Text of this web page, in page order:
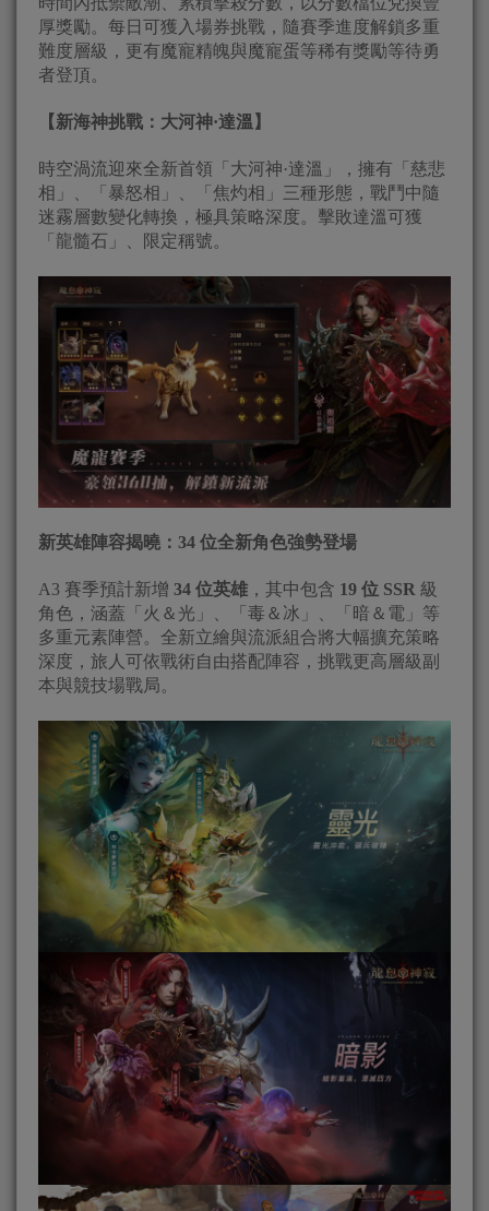
厚獎勵。每日可獲入場券挑戰，隨賽季進度解鎖多重
難度層級，更有魔寵精魄與魔寵蛋等稀有獎勵等待勇
者登頂。
【新海神挑戰：大河神·達溫】
時空渦流迎來全新首領「大河神·達溫」，擁有「慈悲
相」、「暴怒相」、「焦灼相」三種形態，戰鬥中隨
迷霧層數變化轉換，極具策略深度。擊敗達溫可獲
「龍髓石」、限定稱號。
新英雄陣容揭曉：34 位全新角色強勢登場
A3 賽季預計新增 34 位英雄 ，其中包含 19 位 SSR 級
角色，涵蓋「火＆光」、「毒＆冰」、「暗＆電」等
多重元素陣營。全新立繪與流派組合將大幅擴充策略
深度，旅人可依戰術自由搭配陣容，挑戰更高層級副
本與競技場戰局。